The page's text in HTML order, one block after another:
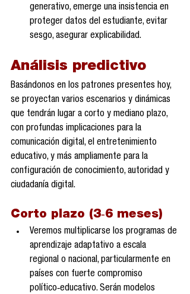
generativo, emerge una insistencia en
proteger datos del estudiante, evitar
sesgo, asegurar explicabilidad.
Análisis predictivo
Basándonos en los patrones presentes hoy,
se proyectan varios escenarios y dinámicas
que tendrán lugar a corto y mediano plazo,
con profundas implicaciones para la
comunicación digital, el entretenimiento
educativo, y más ampliamente para la
configuración de conocimiento, autoridad y
ciudadanía digital.
Corto plazo (3‑6 meses)
Veremos multiplicarse los programas de
aprendizaje adaptativo a escala
regional o nacional, particularmente en
países con fuerte compromiso
político‑educativo. Serán modelos